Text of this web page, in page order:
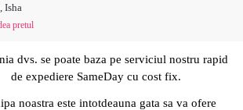
Isha
pretul
dvs. se poate baza pe serviciul nostru rapid
de expediere SameDay cu cost fix.
noastra este intotdeauna gata sa va ofere